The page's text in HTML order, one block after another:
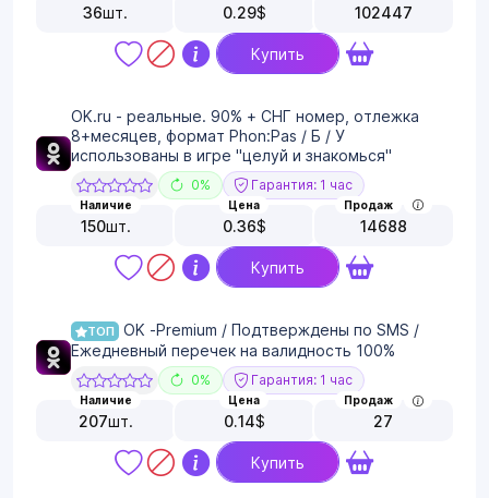
36шт. 0.29$ 102447
Купить
OK.ru - реальные. 90% + СНГ номер, отлежка
8+месяцев, формат Phon:Pas / Б / У
использованы в игре "целуй и знакомься"
0% Гарантия: 1 час
Наличие
150шт.
Цена
0.36$
Продаж
14688
Купить
ТОП
OK -Premium / Подтверждены по SMS /
Ежедневный перечек на валидность 100%
0% Гарантия: 1 час
Наличие
207шт.
Цена
0.14$
Продаж
27
Купить